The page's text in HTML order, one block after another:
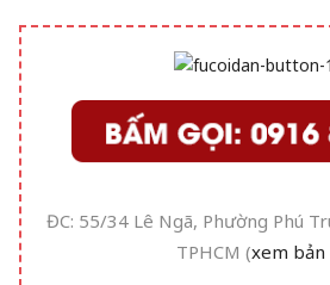
ĐC: 55/34 Lê Ngã, Phường Phú
TPHCM (xem bản